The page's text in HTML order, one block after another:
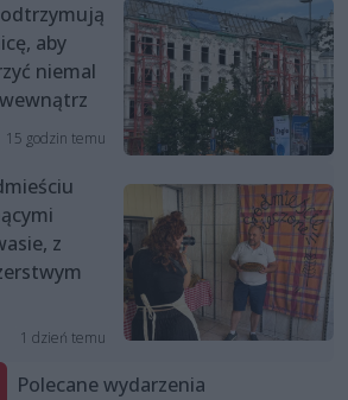
aby
niemal
15 godzin temu
z
1 dzień temu
Polecane wydarzenia